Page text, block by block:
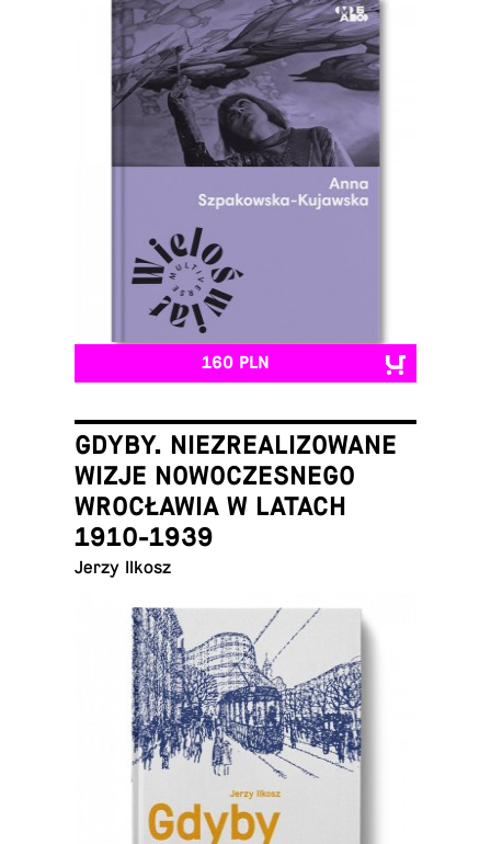
160 PLN
GDYBY. NIEZREALIZOWANE
WIZJE NOWOCZESNEGO
WROCŁAWIA W LATACH
1910-1939
Jerzy Ilkosz